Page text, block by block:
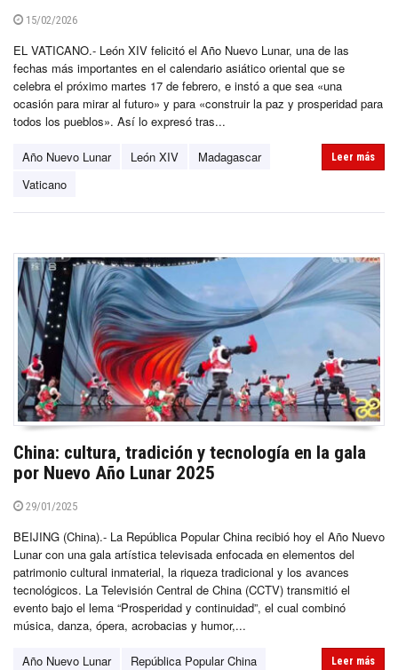
15/02/2026
EL VATICANO.- León XIV felicitó el Año Nuevo Lunar, una de las
fechas más importantes en el calendario asiático oriental que se
celebra el próximo martes 17 de febrero, e instó a que sea «una
ocasión para mirar al futuro» y para «construir la paz y prosperidad para
todos los pueblos». Así lo expresó tras...
Año Nuevo Lunar León XIV
Madagascar
Vaticano
Leer más
China: cultura, tradición y tecnología en la gala
por Nuevo Año Lunar 2025
29/01/2025
BEIJING (China).- La República Popular China recibió hoy el Año Nuevo
Lunar con una gala artística televisada enfocada en elementos del
patrimonio cultural inmaterial, la riqueza tradicional y los avances
tecnológicos. La Televisión Central de China (CCTV) transmitió el
evento bajo el lema “Prosperidad y continuidad”, el cual combinó
música, danza, ópera, acrobacias y humor,...
Año Nuevo Lunar República Popular China Leer más